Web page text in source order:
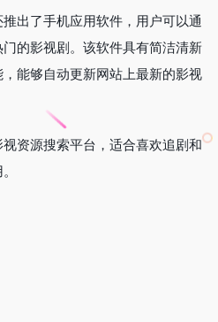
出了手机应用软件，用户可以通
的影视剧。该软件具有简洁清新
能够自动更新网站上最新的影视
资源搜索平台，适合喜欢追剧和